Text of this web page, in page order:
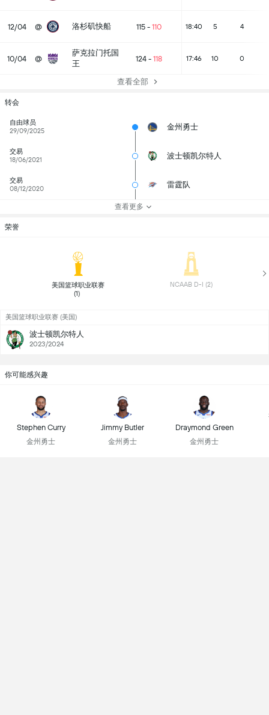
12/04 @ 洛杉矶快船 115 - 110 18:40 5 4
10/04 @
萨克拉门托国
王
124 - 118 17:46 10 0
查看全部
转会
自由球员
29/09/2025
金州勇士
交易
18/06/2021
波士顿凯尔特人
交易
08/12/2020
雷霆队
查看更多
荣誉
美国篮球职业联赛
NCAAB D-I (2)
美国篮球职业联赛 (美国)
波士顿凯尔特人
2023/2024
你可能感兴趣
Stephen Curry
金州勇士
Jimmy Butler
金州勇士
Draymond Green
金州勇士